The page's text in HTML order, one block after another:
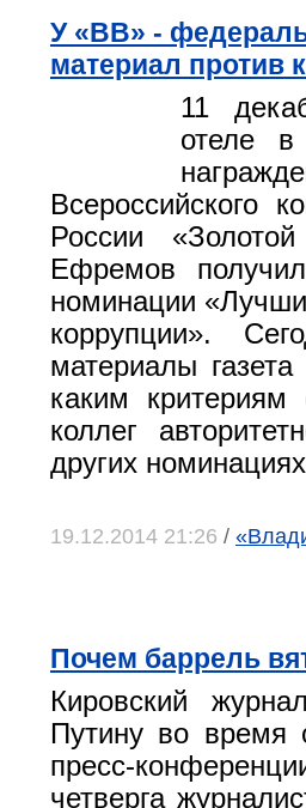
У «ВВ» -
материал против
11
отеле
Всероссийского
России
Ефремов
номинации
коррупции».
материалы
каким
коллег
других
19.12.2014 21:26 /
Почем баррель
Кировский
Путину во время
пресс-
четверга